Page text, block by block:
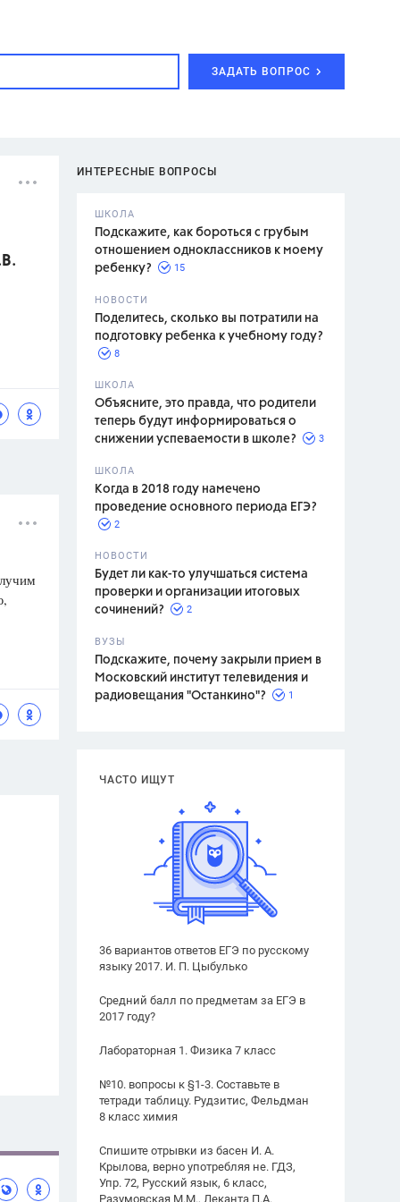
ЗАДАТЬ ВОПРОС
Л.С.,
ИНТЕРЕСНЫЕ ВОПРОСЫ
ШКОЛА
Подскажите, как бороться с грубым
отношением одноклассников к моему
ребенку?
15
НОВОСТИ
Поделитесь, сколько вы потратили на
подготовку ребенка к учебному году?
8
ШКОЛА
Объясните, это правда, что родители
теперь будут информироваться о
снижении успеваемости в школе?
3
ШКОЛА
Когда в 2018 году намечено
проведение основного периода ЕГЭ?
2
НОВОСТИ
Будет ли как-то улучшаться система
проверки и организации итоговых
сочинений?
2
ВУЗЫ
Подскажите, почему закрыли прием в
Московский институт телевидения и
радиовещания "Останкино"?
1
ЧАСТО ИЩУТ
36 вариантов ответов ЕГЭ по русскому
языку 2017. И. П. Цыбулько
Средний балл по предметам за ЕГЭ в
2017 году?
Лабораторная 1. Физика 7 класс
№10. вопросы к §1-3. Составьте в
тетради таблицу. Рудзитис, Фельдман
8 класс химия
Спишите отрывки из басен И. А.
Крылова, верно употребляя не. ГДЗ,
Упр. 72, Русский язык, 6 класс,
Разумовская М.М., Леканта П.А.